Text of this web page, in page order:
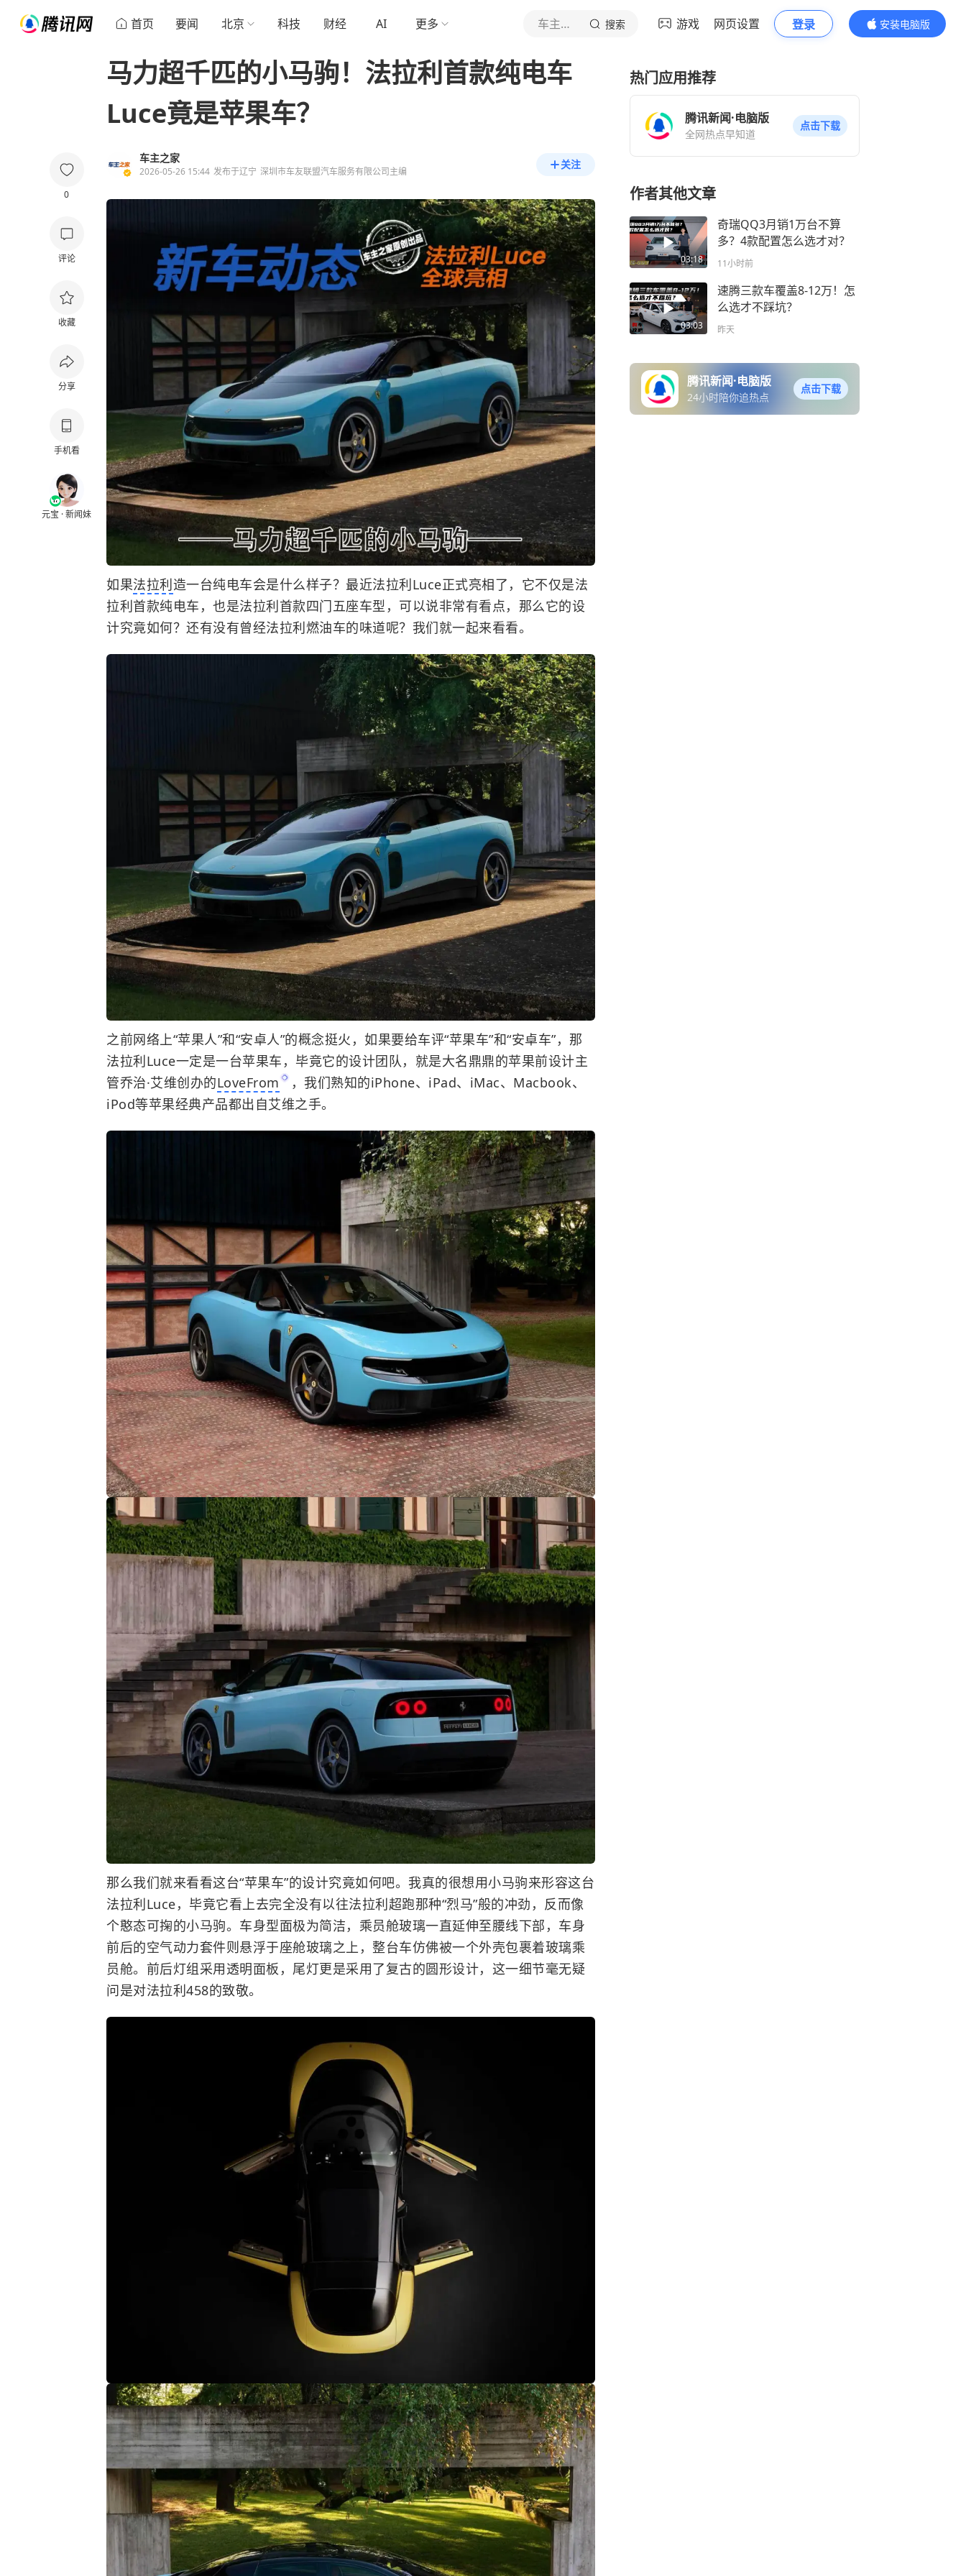
首页 要闻 北京 科技 财经 AI 更多 车主之家 搜索 游戏 网页设置 登录
安装电脑版
内容更精彩
0
评论
收藏
分享
手机看
元宝 · 新闻妹
马力超千匹的小马驹！法拉利首款纯电车
Luce竟是苹果车？
车主之家
2026-05-26 15:44 发布于辽宁 深圳市车友联盟汽车服务有限公司主编
关注
如果法拉利造一台纯电车会是什么样子？最近法拉利Luce正式亮相了，它不仅是法
拉利首款纯电车，也是法拉利首款四门五座车型，可以说非常有看点，那么它的设
计究竟如何？还有没有曾经法拉利燃油车的味道呢？我们就一起来看看。
之前网络上“苹果人”和“安卓人”的概念挺火，如果要给车评“苹果车”和“安卓车”，那
法拉利Luce一定是一台苹果车，毕竟它的设计团队，就是大名鼎鼎的苹果前设计主
管乔治·艾维创办的LoveFrom
，我们熟知的iPhone、iPad、iMac、Macbook、
iPod等苹果经典产品都出自艾维之手。
那么我们就来看看这台“苹果车”的设计究竟如何吧。我真的很想用小马驹来形容这台
法拉利Luce，毕竟它看上去完全没有以往法拉利超跑那种“烈马”般的冲劲，反而像
个憨态可掬的小马驹。车身型面极为简洁，乘员舱玻璃一直延伸至腰线下部，车身
前后的空气动力套件则悬浮于座舱玻璃之上，整台车仿佛被一个外壳包裹着玻璃乘
员舱。前后灯组采用透明面板，尾灯更是采用了复古的圆形设计，这一细节毫无疑
问是对法拉利458的致敬。
热门应用推荐
腾讯新闻·电脑版
全网热点早知道
点击下载
作者其他文章
03:18
奇瑞QQ3月销1万台不算
多？4款配置怎么选才对？
11小时前
03:03
速腾三款车覆盖8-12万！怎
么选才不踩坑？
昨天
腾讯新闻·电脑版
24小时陪你追热点
点击下载